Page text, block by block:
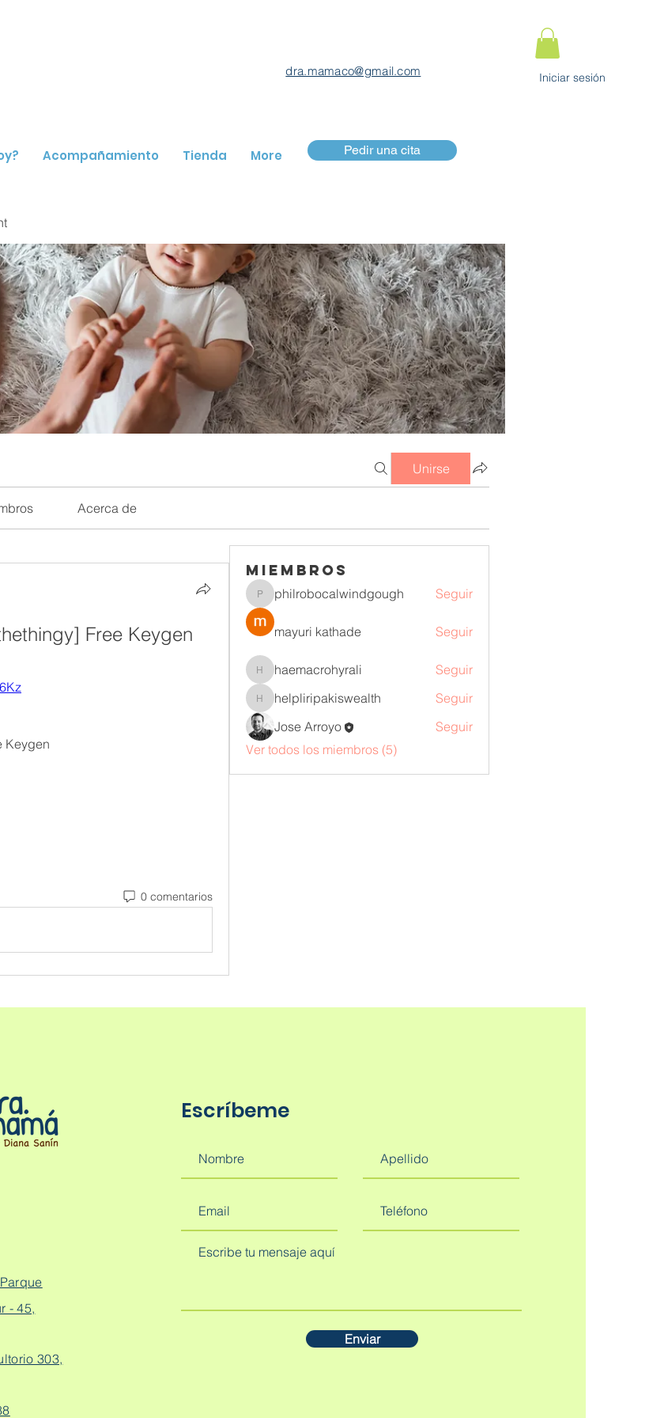
dra.mamaco@gmail.com Iniciar sesión
Acompañamiento Tienda More Pedir una cita
Unirse
Acerca de
Free Keygen
Keygen
0 comentarios
Miembros
philrobocalwindgough
philrobocalwindgough Seguir
mayuri kathade Seguir
haemacrohyrali
haemacrohyrali Seguir
helpliripakiswealth
helpliripakiswealth
Seguir
Jose Arroyo
Seguir
Ver todos los miembros (5)
- 45,
303,
Escríbeme
Enviar